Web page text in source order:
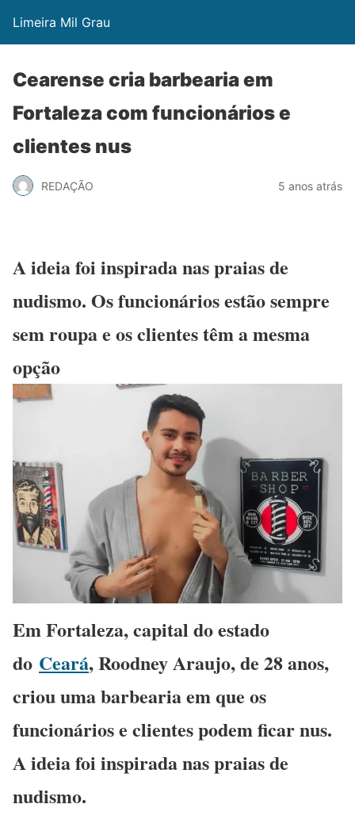
Limeira Mil Grau
Cearense cria barbearia em
Fortaleza com funcionários e
clientes nus
REDAÇÃO 5 anos atrás
A ideia foi inspirada nas praias de
nudismo. Os funcionários estão sempre
sem roupa e os clientes têm a mesma
opção
Em Fortaleza, capital do estado
do Ceará, Roodney Araujo, de 28 anos,
criou uma barbearia em que os
funcionários e clientes podem ficar nus.
A ideia foi inspirada nas praias de
nudismo.